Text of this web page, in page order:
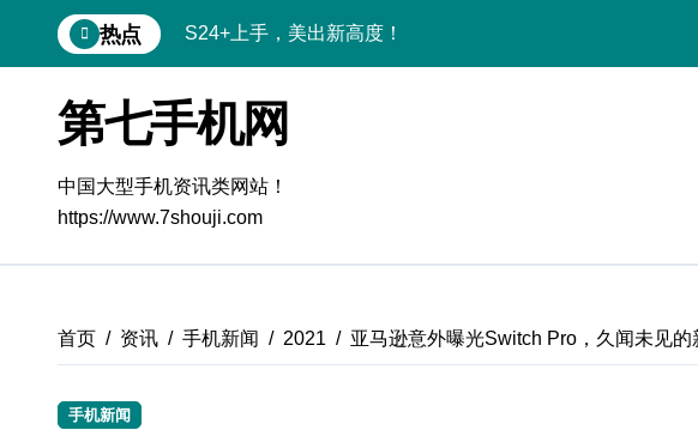
到
热点 S24+上手，美出新高度！
S26+颜值暴击！机皇美颜秘籍大公开
A56 5G登场，刷新三星时尚新高度！
S25美化秘籍：个性定制，炫酷随行
Galaxy C55 5G潮玩定制，焕新体验无限可能
第七手机网
中国大型手机资讯类网站！
https://www.7shouji.com
首页 资讯 手机新闻 2021 亚马逊意外曝光Switch Pro，久闻未见的
手机新闻